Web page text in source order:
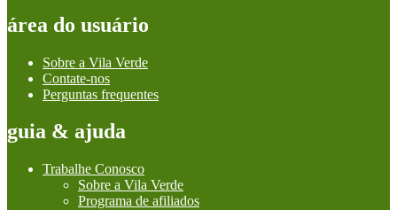
área do usuário
Sobre a Vila Verde
Contate-nos
Perguntas frequentes
guia & ajuda
Trabalhe Conosco
Sobre a Vila Verde
Programa de afiliados